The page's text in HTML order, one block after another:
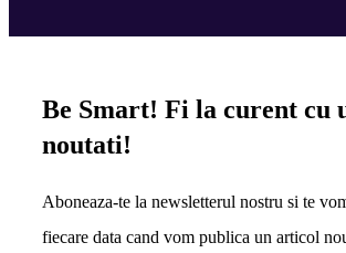
Be Smart! Fi la curent cu
noutati!
Aboneaza-te la newsletterul nostru si te
fiecare data cand vom publica un articol